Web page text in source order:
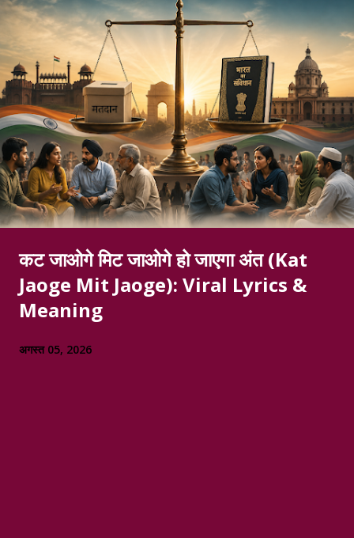
कट जाओगे मिट जाओगे हो जाएगा अंत (Kat
Jaoge Mit Jaoge): Viral Lyrics &
Meaning
अगस्त 05, 2026